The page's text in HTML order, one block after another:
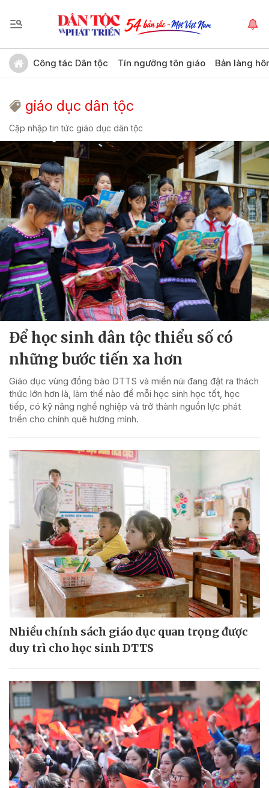
Công tác Dân tộc Tín ngưỡng tôn giáo Bản làng
giáo dục dân tộc
Cập nhập tin tức giáo dục dân tộc
Để học sinh dân tộc thiểu số có
những bước tiến xa hơn
Giáo dục vùng đồng bào DTTS và miền núi đang đặt ra thách
thức lớn hơn là, làm thế nào để mỗi học sinh học tốt, học
tiếp, có kỹ năng nghề nghiệp và trở thành nguồn lực phát
triển cho chính quê hương mình.
Nhiều chính sách giáo dục quan trọng được
duy trì cho học sinh DTTS